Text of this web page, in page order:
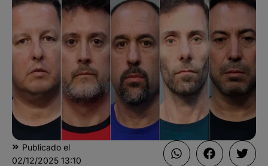
Publicado el
02/12/2025 13:10